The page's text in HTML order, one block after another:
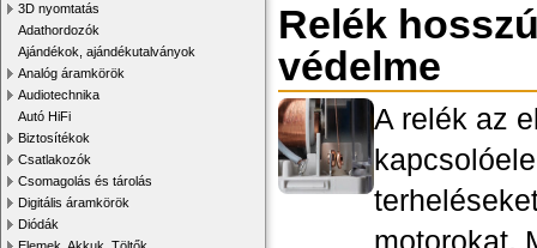
3D nyomtatás
Adathordozók
Ajándékok, ajándékutalványok
Analóg áramkörök
Audiotechnika
Autó HiFi
Biztosítékok
Csatlakozók
Csomagolás és tárolás
Digitális áramkörök
Diódák
Relék
védelme
A relék az
motorokat.